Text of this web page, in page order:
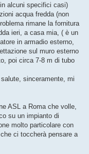
alcuni specifici casi)
acqua fredda (non
rimane la fornitura
ieri, a casa mia, ( è un
in armadio esterno,
sul muro esterno
poi circa 7-8 m di tubo
sinceramente, mi
ASL a Roma che volle,
su un impianto di
molto particolare con
ci toccherà pensare a